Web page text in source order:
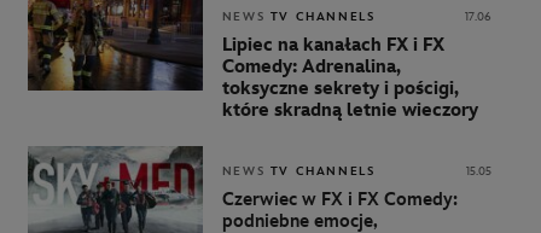
NEWS TV CHANNELS 17.06
Lipiec na kanałach FX i FX
Comedy: Adrenalina,
toksyczne sekrety i pościgi,
które skradną letnie wieczory
NEWS TV CHANNELS 15.05
Czerwiec w FX i FX Comedy:
podniebne emocje,